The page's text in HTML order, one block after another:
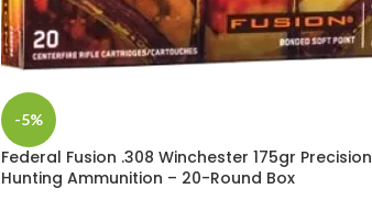
-5%
Federal Fusion .308 Winchester 175gr Precision
Hunting Ammunition – 20-Round Box